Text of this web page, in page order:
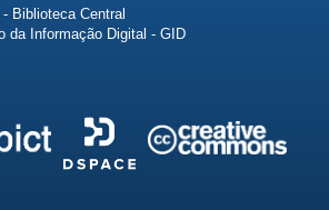
Biblioteca Central
da Informação Digital - GID